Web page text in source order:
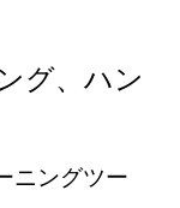
グ、ハン
ニングツー